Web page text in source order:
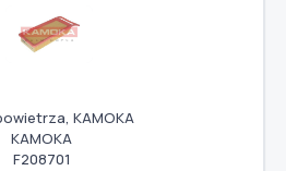
KAMOKA
KAMOKA
F208701